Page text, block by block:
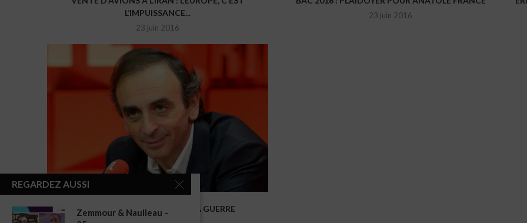
L’IMPUISSANCE...
23 juin 2016
23 juin 2016
EURO 2016 : LE FOOT, C’EST LA GUERRE
REGARDEZ AUSSI
Zemmour & Naulleau –